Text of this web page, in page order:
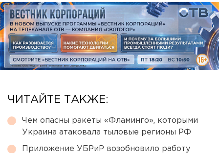
ЧИТАЙТЕ ТАКЖЕ:
Чем опасны ракеты «Фламинго», которыми
Украина атаковала тыловые регионы РФ
Приложение УБРиР возобновило работу